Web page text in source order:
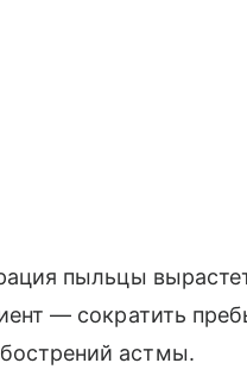
пыльцы
— сократить
астмы.